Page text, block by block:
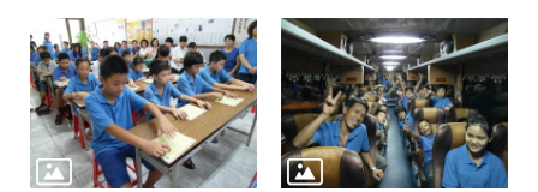
策
政
府
資
訊
公